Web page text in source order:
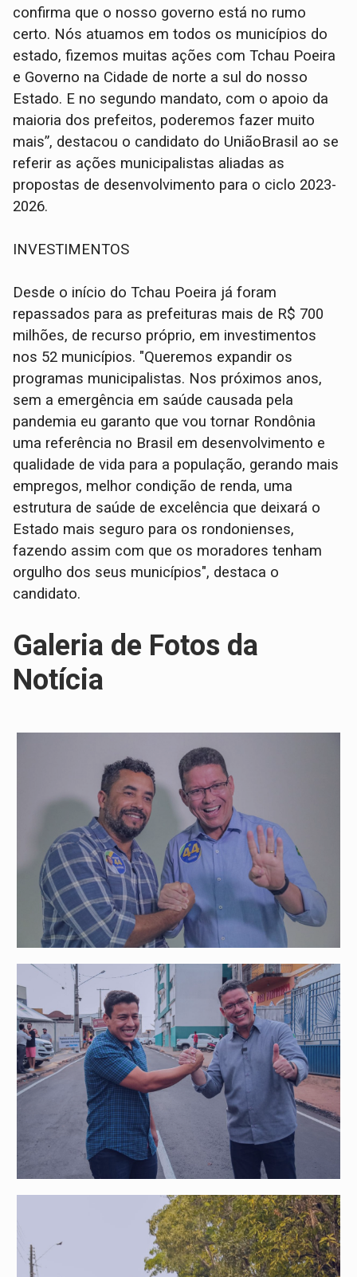
confirma que o nosso governo está no rumo
certo. Nós atuamos em todos os municípios do
estado, fizemos muitas ações com Tchau Poeira
e Governo na Cidade de norte a sul do nosso
Estado. E no segundo mandato, com o apoio da
maioria dos prefeitos, poderemos fazer muito
mais”, destacou o candidato do UniãoBrasil ao se
referir as ações municipalistas aliadas as
propostas de desenvolvimento para o ciclo 2023-
2026.
INVESTIMENTOS
Desde o início do Tchau Poeira já foram
repassados para as prefeituras mais de R$ 700
milhões, de recurso próprio, em investimentos
nos 52 municípios. "Queremos expandir os
programas municipalistas. Nos próximos anos,
sem a emergência em saúde causada pela
pandemia eu garanto que vou tornar Rondônia
uma referência no Brasil em desenvolvimento e
qualidade de vida para a população, gerando mais
empregos, melhor condição de renda, uma
estrutura de saúde de excelência que deixará o
Estado mais seguro para os rondonienses,
fazendo assim com que os moradores tenham
orgulho dos seus municípios", destaca o
candidato.
Galeria de Fotos da
Notícia